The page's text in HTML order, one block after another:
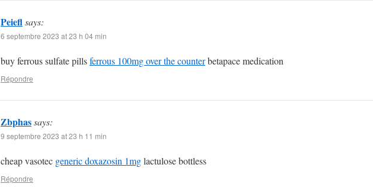
Peieflsays:
6 septembre 2023 at 23 h 04 min
buy ferrous sulfate pillsferrous 100mg over the counterbetapace medication
Répondre
Zbphassays:
9 septembre 2023 at 23 h 11 min
cheap vasotec generic doxazosin 1mglactulose bottless
Répondre